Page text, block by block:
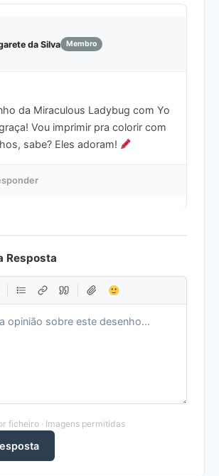
da Silva Membro
da Miraculous Ladybug com Yo
Vou imprimir pra colorir com
sabe? Eles adoram!
Resposta
ficheiro · Imagens permitidas